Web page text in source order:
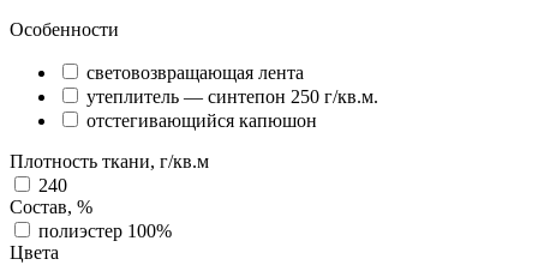
Особенности
световозвращающая лента
утеплитель — синтепон 250 г/кв.м.
отстегивающийся капюшон
Плотность ткани, г/кв.м
240
Состав, %
полиэстер 100%
Цвета